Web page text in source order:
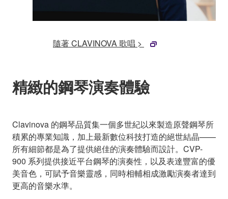
隨著 CLAVINOVA 歌唱 >
精緻的鋼琴演奏體驗
Clavinova 的鋼琴品質集一個多世紀以來製造原聲鋼琴所
積累的專業知識，加上最新數位科技打造的絕世結晶——
所有細節都是為了提供絕佳的演奏體驗而設計。CVP-
900 系列提供接近平台鋼琴的演奏性，以及表達豐富的優
美音色，可賦予音樂靈感，同時相輔相成激勵演奏者達到
更高的音樂水準。